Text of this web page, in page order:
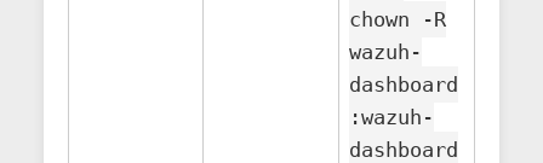
chown -R
wazuh-
dashboard
:wazuh-
dashboard